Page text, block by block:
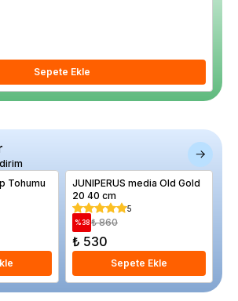
Sepete Ekle
Tohumu
JUNIPERUS media Old Gold
20 40 cm
5
%38 ₺ 860
₺ 530
Sepete Ekle